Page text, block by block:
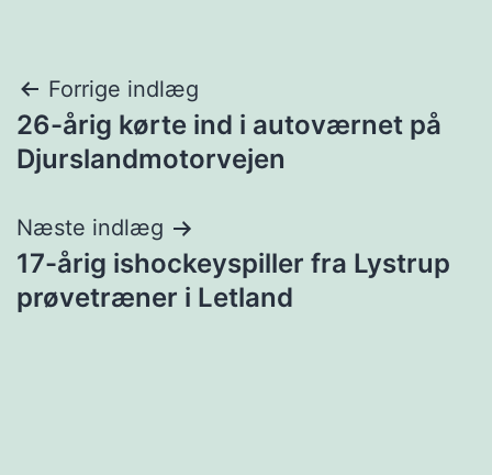
Indlægsnavigation
Forrige indlæg
26-årig kørte ind i autoværnet på
Djurslandmotorvejen
Næste indlæg
17-årig ishockeyspiller fra Lystrup
prøvetræner i Letland